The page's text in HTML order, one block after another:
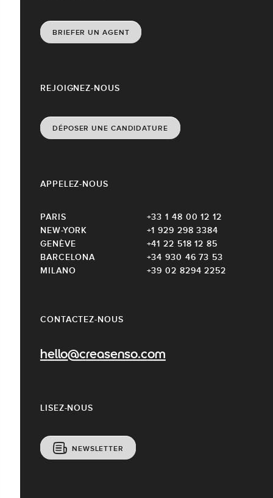
CONTACTEZ-NOUS
hello@creasenso.com
REJOIGNEZ-NOUS
DÉPOSER UNE CANDIDATURE
LISEZ-NOUS
NEWSLETTER
APPELEZ-NOUS
PARIS
+33 1 48 00 12 12
NEW-YORK
+1 929 298 3384
GENÈVE
+41 22 518 12 85
BARCELONA
+34 930 46 73 53
MILANO
+39 02 8294 2252
BRIEFER UN AGENT